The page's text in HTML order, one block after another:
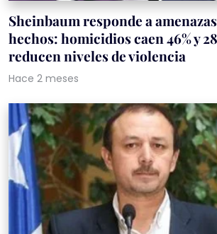
Sheinbaum responde a
hechos: homicidios caen 46% y
reducen niveles de violencia
Hace 2 meses